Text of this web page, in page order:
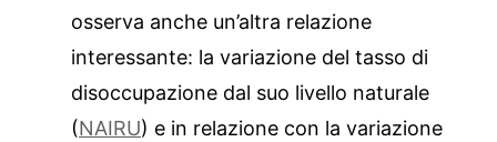
osserva anche un’altra relazione
interessante: la variazione del tasso di
disoccupazione dal suo livello naturale
(NAIRU) e in relazione con la variazione